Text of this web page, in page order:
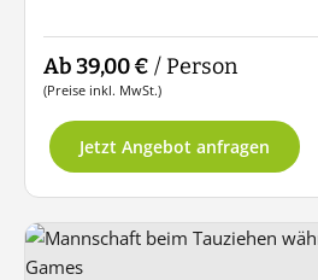
Ab 39,00 € / Person
(Preise inkl. MwSt.)
Jetzt Angebot anfragen